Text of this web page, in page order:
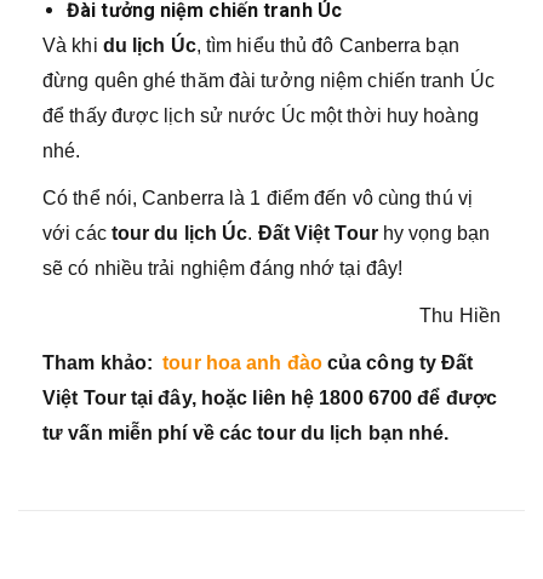
Đài tưởng niệm chiến tranh Úc
Và khi du lịch Úc, tìm hiểu thủ đô Canberra bạn
đừng quên ghé thăm đài tưởng niệm chiến tranh Úc
để thấy được lịch sử nước Úc một thời huy hoàng
nhé.
Có thể nói, Canberra là 1 điểm đến vô cùng thú vị
với các tour du lịch Úc. Đất Việt Tourhy vọng bạn
sẽ có nhiều trải nghiệm đáng nhớ tại đây!
Thu Hiền
Tham khảo:tour hoa anh đàocủa công ty Đất
Việt Tour tại đây, hoặc liên hệ 1800 6700 để được
tư vấn miễn phí về các tour du lịch bạn nhé.